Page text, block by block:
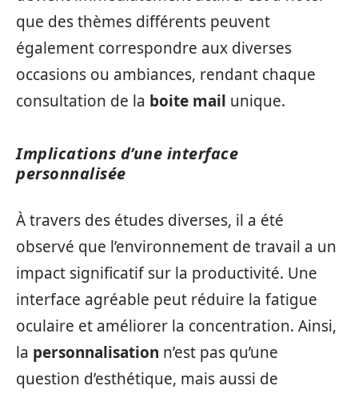
que des thèmes différents peuvent
également correspondre aux diverses
occasions ou ambiances, rendant chaque
consultation de la boite mail unique.
Implications d’une interface
personnalisée
À travers des études diverses, il a été
observé que l’environnement de travail a un
impact significatif sur la productivité. Une
interface agréable peut réduire la fatigue
oculaire et améliorer la concentration. Ainsi,
la personnalisation n’est pas qu’une
question d’esthétique, mais aussi de